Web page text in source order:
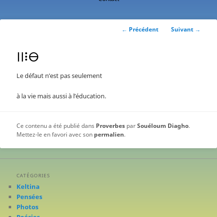
Navigation
← Précédent Suivant →
ⵏⵏⵗⴱ
Le défaut n’est pas seulement
à la vie mais aussi à l’éducation.
Ce contenu a été publié dans Proverbes parSouéloum Diagho.
Mettez-le en favori avec son permalien.
CATÉGORIES
Keltina
Pensées
Photos